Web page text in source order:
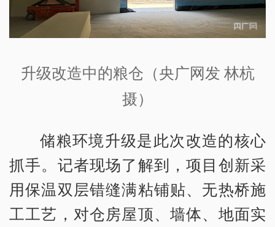
升级改造中的粮仓（央广网发 林杭
摄）
储粮环境升级是此次改造的核心
抓手。记者现场了解到，项目创新采
用保温双层错缝满粘铺贴、无热桥施
工工艺，对仓房屋顶、墙体、地面实